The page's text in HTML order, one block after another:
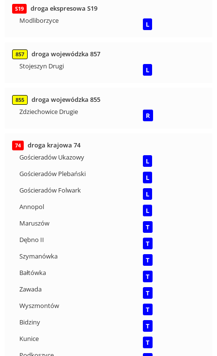
S19
droga ekspresowa S19
Modliborzyce
L
857
droga wojewódzka 857
Stojeszyn Drugi
L
855
droga wojewódzka 855
Zdziechowice Drugie
R
74
droga krajowa 74
Gościeradów Ukazowy
L
Gościeradów Plebański
L
Gościeradów Folwark
L
Annopol
L
Maruszów
T
Dębno II
T
Szymanówka
T
Bałtówka
T
Zawada
T
Wyszmontów
T
Bidziny
T
Kunice
T